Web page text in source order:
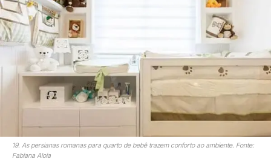
19. As persianas romanas para quarto de bebê trazem conforto ao ambiente. Fonte:
Fabiana Aloia